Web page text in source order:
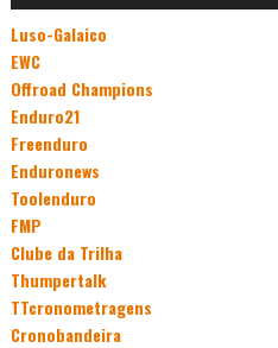
Luso-Galaico
EWC
Offroad Champions
Enduro21
Freenduro
Enduronews
Toolenduro
FMP
Clube da Trilha
Thumpertalk
TTcronometragens
Cronobandeira